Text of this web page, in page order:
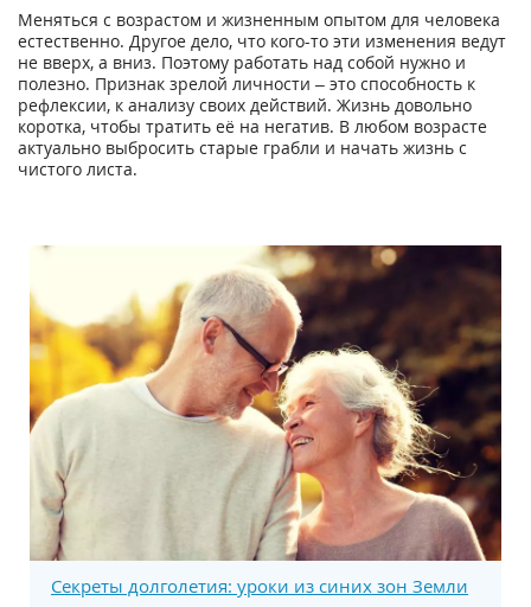
Меняться с возрастом и жизненным опытом для человека
естественно. Другое дело, что кого-то эти изменения ведут
не вверх, а вниз. Поэтому работать над собой нужно и
полезно. Признак зрелой личности – это способность к
рефлексии, к анализу своих действий. Жизнь довольно
коротка, чтобы тратить её на негатив. В любом возрасте
актуально выбросить старые грабли и начать жизнь с
чистого листа.
Секреты долголетия: уроки из синих зон Земли